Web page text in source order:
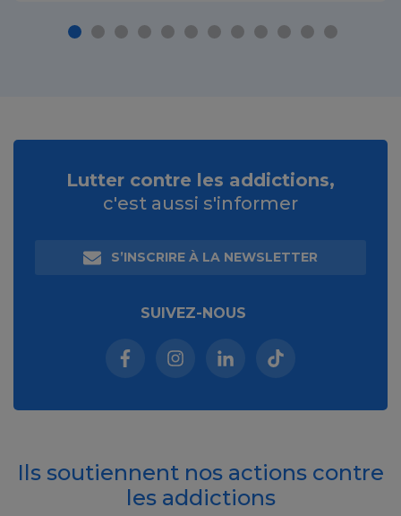
Lutter contre les addictions,
c'est aussi s'informer
S’INSCRIRE À LA NEWSLETTER
SUIVEZ-NOUS
Facebook (nouvelle fenêtre)
Instagram (nouvelle fenêtre)
Linkedin (nouvelle
Tiktok (nouvelle
Ils soutiennent nos actions contre
les addictions